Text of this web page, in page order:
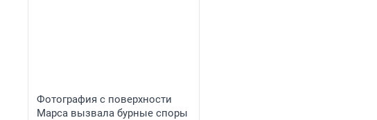
Фотография с поверхности
Марса вызвала бурные споры